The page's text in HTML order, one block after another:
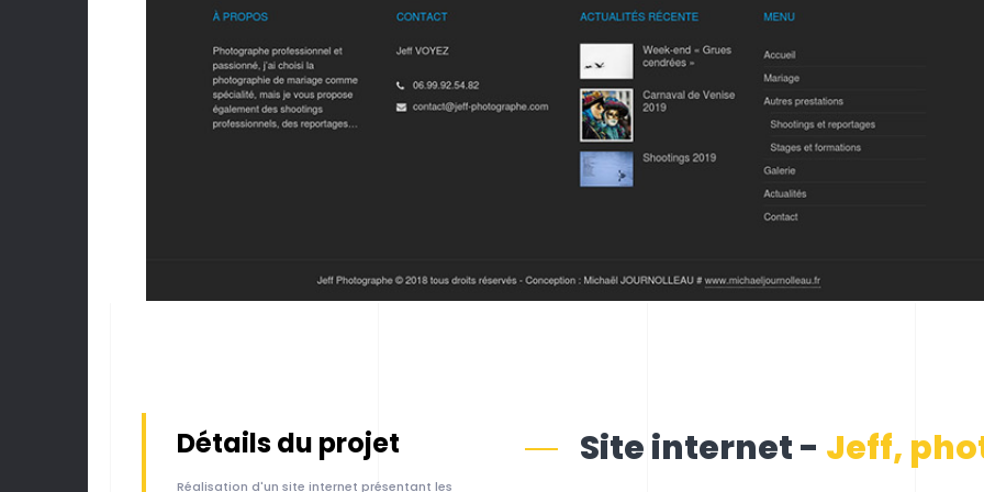
Détails du projet
Réalisation d'un site internet présentant les
Site internet - Jeff,